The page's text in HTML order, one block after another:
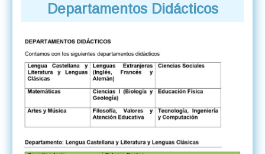
Departamentos Didácticos